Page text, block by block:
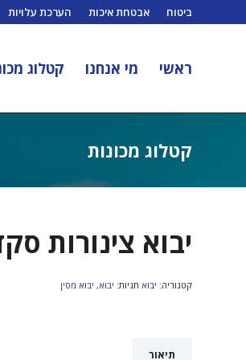
ביטוח אבטחת איכות הערכת עלויות
ראשי מי אנחנו קטלוג
קטלוג מכונות
יבוא צינורות
קטגוריה: יבוא תגיות: יבוא, יבוא מסין
תיאור